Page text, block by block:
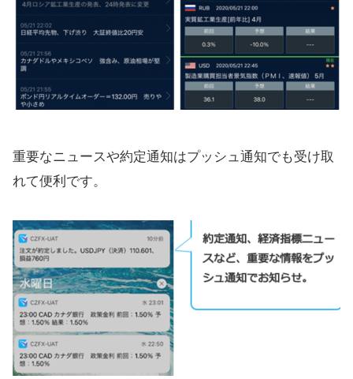
重要なニュースや約定通知はプッシュ通知でも受け取
れて便利です。